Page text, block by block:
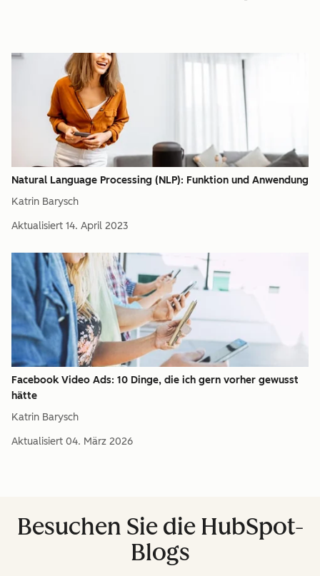
Natural Language Processing (NLP): Funktion und Anwendung
Katrin Barysch
Aktualisiert 14. April 2023
Facebook Video Ads: 10 Dinge, die ich gern vorher gewusst
hätte
Katrin Barysch
Aktualisiert 04. März 2026
Besuchen Sie die HubSpot-
Blogs